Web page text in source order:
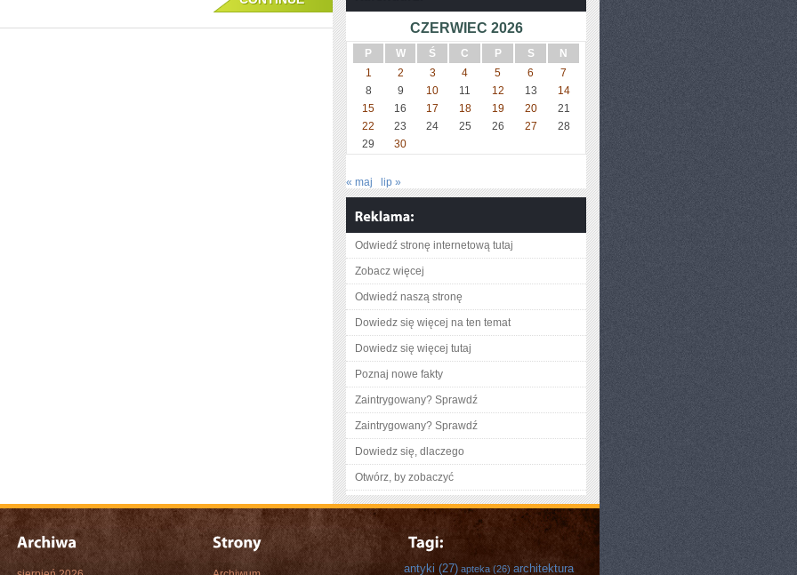
CZERWIEC 2026
P W Ś C P S
N
1
2 3 4 5 6
7
8
9 10 11 12 13
14
15
16 17 18 19 20
21
22
23 24 25 26 27
28
29
30
« maj lip »
Odwiedź stronę internetową tutaj
Zobacz więcej
Odwiedź naszą stronę
Dowiedz się więcej na ten temat
Dowiedz się więcej tutaj
Poznaj nowe fakty
Zaintrygowany? Sprawdź
Zaintrygowany? Sprawdź
Dowiedz się, dlaczego
Otwórz, by zobaczyć
antyki (27) apteka (26) architektura